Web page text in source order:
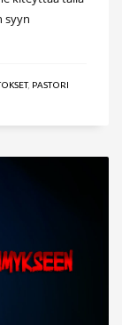
syyn
, PASTORI